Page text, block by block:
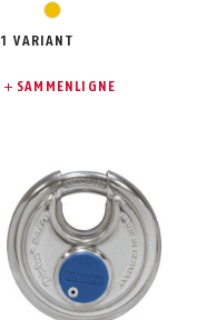
gul
1 VARIANT
SAMMENLIGNE